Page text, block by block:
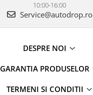
10:00-16:00
Service@autodrop.ro
DESPRE NOI
GARANTIA PRODUSELOR
TERMENI SI CONDITII